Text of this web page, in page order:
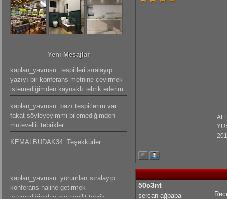
50c3nt
sercan ağbaba
Yeni Mesajlar
kaplan_yavrusu: tespitleri sıralayıp
yazıyı bir konferans metnine çevirmek
istemediğimden kaynaklı tebrik ederim.
kaplan_yavrusu: bazı tespitlerim var
fakat söyleyeyimmi bilemediğimden
mütevellit tebrikler.
KEMALBUDAK34: Teşekkürler
kaplan_yavrusu: yorumları sıralayıp
konferans haline getirmek
istemediğimden mütevellit tebrik